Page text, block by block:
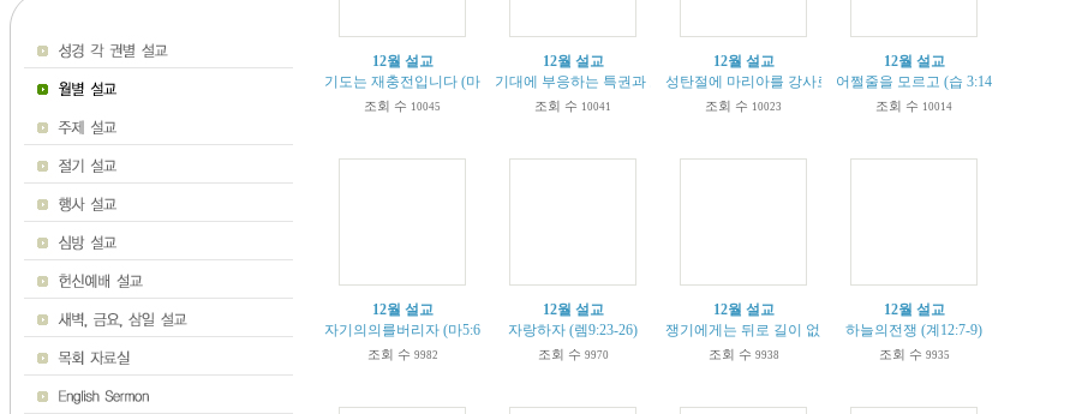
12월 설교
기도는 재충전입니다 (마가복음6:45-52)
조회 수 10045
12월 설교
기대에 부응하는 특권과 소망과 의무 (빌2:12-18)
조회 수 10041
12월 설교
성탄절에 마리아를 강사로 모셨다 (마 1;18-25)
조회 수 10023
12월 설교
어쩔줄을 모르고 (습 3:14-20)
조회 수 10014
12월 설교
자기의의를버리자 (마5:6,10-12)
조회 수 9982
12월 설교
자랑하자 (렘9:23-26)
조회 수 9970
12월 설교
쟁기에게는 뒤로 길이 없다 (눅 9;62)
조회 수 9938
12월 설교
하늘의전쟁 (계12:7-9)
조회 수 9935